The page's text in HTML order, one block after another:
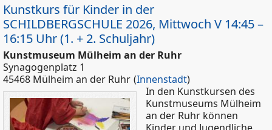
Kunstkurs für Kinder in der
SCHILDBERGSCHULE 2026, Mittwoch V 14:45 –
16:15 Uhr (1. + 2. Schuljahr)
Kunstmuseum Mülheim an der Ruhr
Synagogenplatz 1
45468 Mülheim an der Ruhr (Innenstadt)
In den Kunstkursen des
Kunstmuseums Mülheim
an der Ruhr können